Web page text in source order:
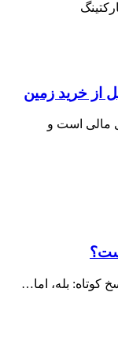
از خرید زمین
مالی است و